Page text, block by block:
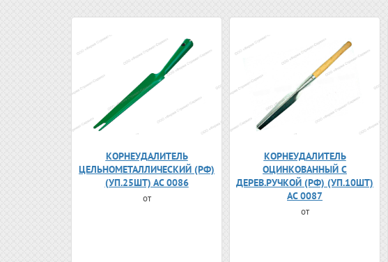
КОРНЕУДАЛИТЕЛЬ
ЦЕЛЬНОМЕТАЛЛИЧЕСКИЙ (РФ)
(УП.25ШТ) АС 0086
от
КОРНЕУДАЛИТЕЛЬ
ОЦИНКОВАННЫЙ С
ДЕРЕВ.РУЧКОЙ (РФ) (УП.10ШТ)
АС 0087
от